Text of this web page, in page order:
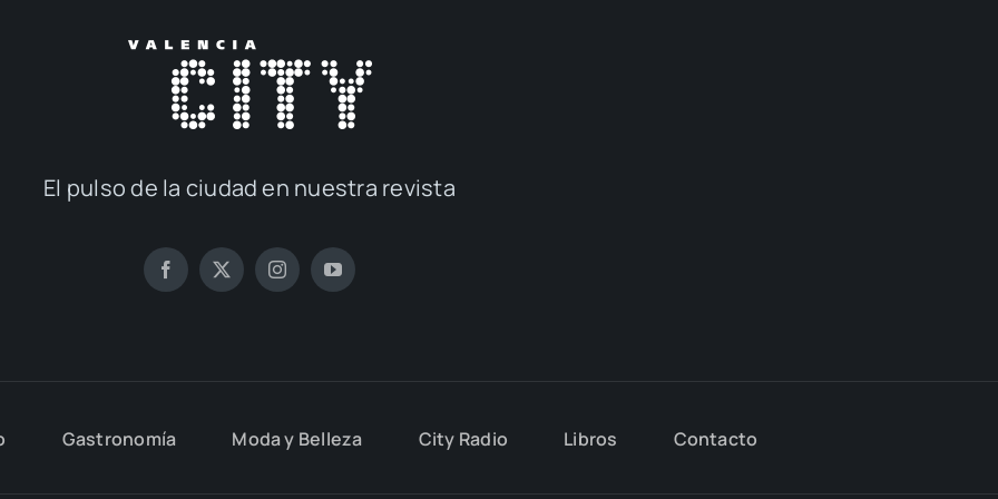
El pul­so de la ciu­dad en nues­tra revis­ta
Gas­tro­no­mía Moda y Belle­za City Radio Libros Con­tac­to